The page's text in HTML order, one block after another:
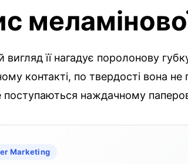
вигляд її нагадує поролонову
контакті, по твердості вона
поступаються наждачному
Marketing